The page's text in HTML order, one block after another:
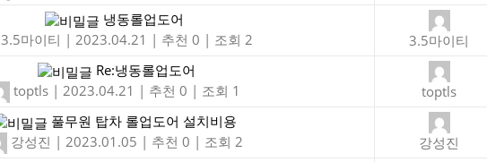
냉동롤업도어
3.5마이티 | 2023.04.21 | 추천 0 | 조회 2 3.5마이티
Re:냉동롤업도어
toptls | 2023.04.21 | 추천 0 | 조회 1 toptls
풀무원 탑차 롤업도어 설치비용
강성진 | 2023.01.05 | 추천 0 | 조회 2 강성진